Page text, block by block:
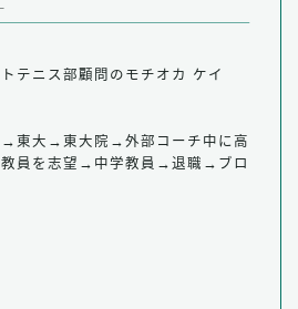
テニス部顧問のモチオカ ケイ
東大→東大院→外部コーチ中に高
教員を志望→中学教員→退職→ブロ